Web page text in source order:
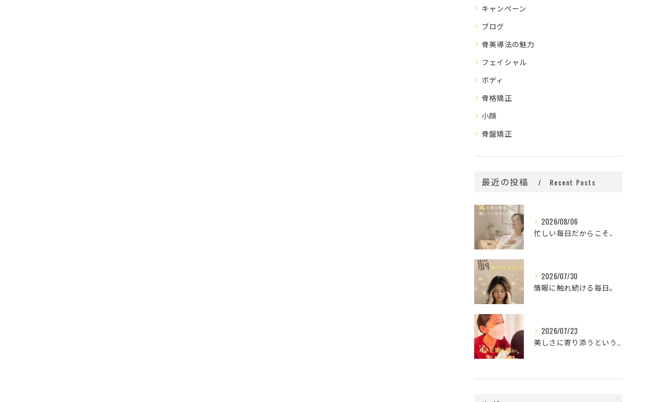
キャンペーン
ブログ
骨美導法の魅力
フェイシャル
ボディ
骨格矯正
小顔
骨盤矯正
最近の投稿 Recent Posts
2026/08/06
忙しい毎日だからこそ、
2026/07/30
情報に触れ続ける毎日。
2026/07/23
美しさに寄り添うということ。